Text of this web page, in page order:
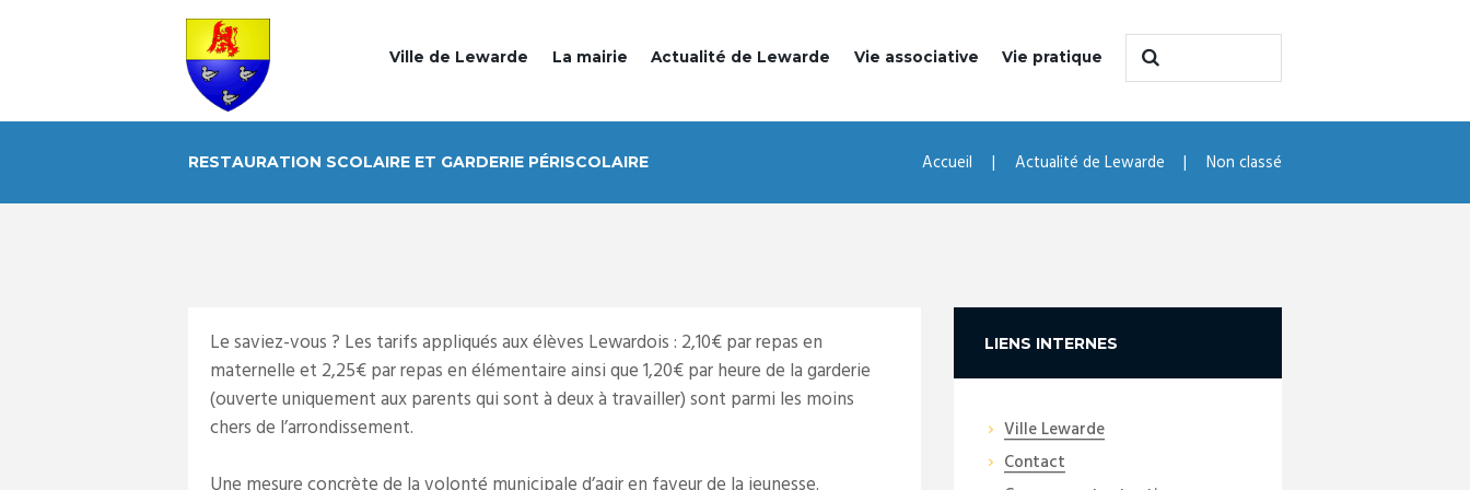
Ville de Lewarde La mairie Actualité de Lewarde Vie associative Vie pratique
RESTAURATION SCOLAIRE ET GARDERIE PÉRISCOLAIRE Accueil Actualité de Lewarde Non classé
Le saviez-vous ? Les tarifs appliqués aux élèves Lewardois : 2,10€ par repas en
maternelle et 2,25€ par repas en élémentaire ainsi que 1,20€ par heure de la garderie
(ouverte uniquement aux parents qui sont à deux à travailler) sont parmi les moins
chers de l’arrondissement.
LIENS INTERNES
Ville Lewarde
Contact